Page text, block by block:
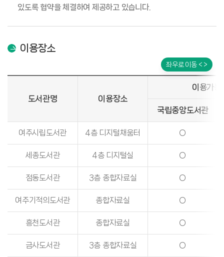
있도록 협약을 체결하여 제공하고 있습니다.
이용장소
좌우로 이동 < >
도서관명 이용장소
이용가능
국립중앙도서관
여주시립도서관 4층 디지털채움터 ○
세종도서관 4층 디지털실 ○
점동도서관 3층 종합자료실 ○
여주기적의도서관 종합자료실 ○
흥천도서관 종합자료실 ○
금사도서관 3층 종합자료실 ○